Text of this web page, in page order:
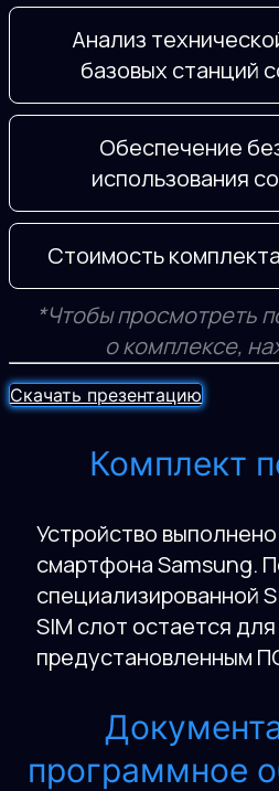
Анализ
базовых станций
Обеспечение
использования
Стоимость
*Чтобы просмотреть
о комплексе,
Скачать презентацию
Комплект
Устройство
смартфона Samsung.
специализированной
SIM слот остается
предустановленным
программное